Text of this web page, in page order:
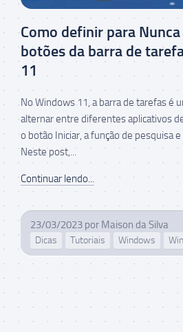
Como definir para
botões da barra de
11
No Windows 11, a barra de tarefas é
alternar entre diferentes aplicativos
o botão Iniciar, a função de pesquisa
Neste post,...
Continuar lendo...
23/03/2023 por Maison da Silva
Dicas Tutoriais Windows